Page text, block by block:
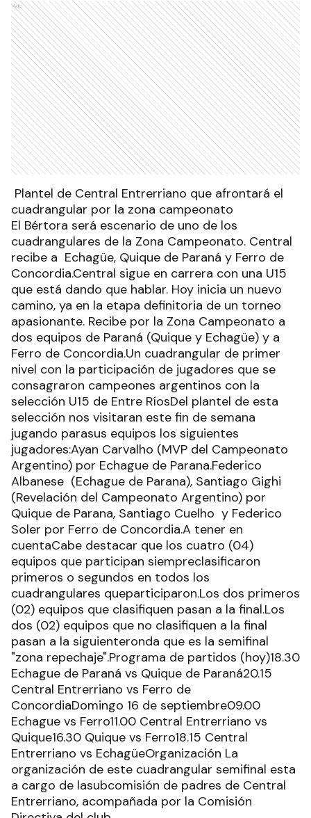
Ads
Plantel de Central Entrerriano que afrontará el
cuadrangular por la zona campeonato
El Bértora será escenario de uno de los
cuadrangulares de la Zona Campeonato. Central
recibe a Echagüe, Quique de Paraná y Ferro de
Concordia.Central sigue en carrera con una U15
que está dando que hablar. Hoy inicia un nuevo
camino, ya en la etapa definitoria de un torneo
apasionante. Recibe por la Zona Campeonato a
dos equipos de Paraná (Quique y Echagüe) y a
Ferro de Concordia.Un cuadrangular de primer
nivel con la participación de jugadores que se
consagraron campeones argentinos con la
selección U15 de Entre RíosDel plantel de esta
selección nos visitaran este fin de semana
jugando parasus equipos los siguientes
jugadores:Ayan Carvalho (MVP del Campeonato
Argentino) por Echague de Parana.Federico
Albanese (Echague de Parana), Santiago Gighi
(Revelación del Campeonato Argentino) por
Quique de Parana, Santiago Cuelho y Federico
Soler por Ferro de Concordia.A tener en
cuentaCabe destacar que los cuatro (04)
equipos que participan siempreclasificaron
primeros o segundos en todos los
cuadrangulares queparticiparon.Los dos primeros
(02) equipos que clasifiquen pasan a la final.Los
dos (02) equipos que no clasifiquen a la final
pasan a la siguienteronda que es la semifinal
"zona repechaje".Programa de partidos (hoy)18.30
Echague de Paraná vs Quique de Paraná20.15
Central Entrerriano vs Ferro de
ConcordiaDomingo 16 de septiembre09.00
Echague vs Ferro11.00 Central Entrerriano vs
Quique16.30 Quique vs Ferro18.15 Central
Entrerriano vs EchagüeOrganización La
organización de este cuadrangular semifinal esta
a cargo de lasubcomisión de padres de Central
Entrerriano, acompañada por la Comisión